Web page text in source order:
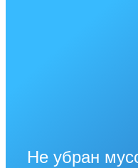
Не убран